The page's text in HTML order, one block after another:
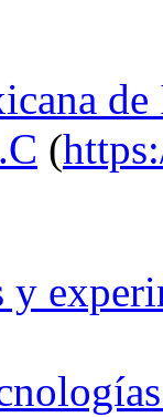
(
y